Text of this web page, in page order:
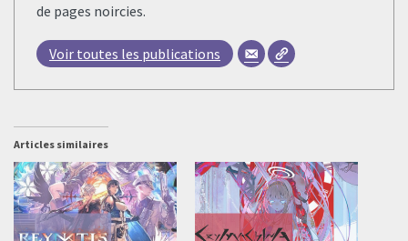
de pages noircies.
Voir toutes les publications
Articles similaires